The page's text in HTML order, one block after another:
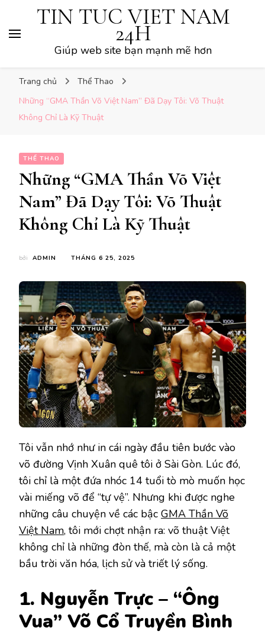
TIN TUC VIET NAM
24H
Giúp web site bạn mạnh mẽ hơn
Trang chủ
Thể Thao
Những “GMA Thần Võ Việt Nam” Đã Dạy Tôi: Võ Thuật
Không Chỉ Là Kỹ Thuật
THỂ THAO
Những “GMA Thần Võ Việt
Nam” Đã Dạy Tôi: Võ Thuật
Không Chỉ Là Kỹ Thuật
bởi ADMIN THÁNG 6 25, 2025
Tôi vẫn nhớ như in cái ngày đầu tiên bước vào
võ đường Vịnh Xuân quê tôi ở Sài Gòn. Lúc đó,
tôi chỉ là một đứa nhóc 14 tuổi tò mò muốn học
vài miếng võ để “tự vệ”. Nhưng khi được nghe
những câu chuyện về các bậc GMA Thần Võ
Việt Nam, tôi mới chợt nhận ra: võ thuật Việt
không chỉ là những đòn thế, mà còn là cả một
bầu trời văn hóa, lịch sử và triết lý sống.
1. Nguyễn Trực – “Ông
Vua” Võ Cổ Truyền Bình